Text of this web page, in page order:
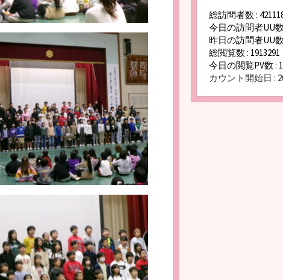
総訪問者数 :
今日の訪問者UU
昨日の訪問者UU
総閲覧数 : 1913291
今日の閲覧PV数 :
カウント開始日 :